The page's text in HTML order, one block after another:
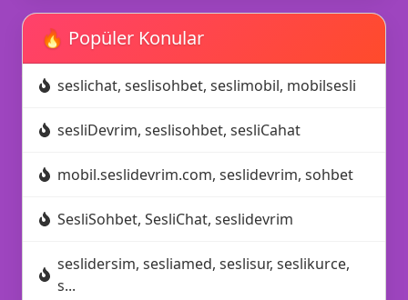
⚡
🔥 Popüler Konular
seslichat, seslisohbet, seslimobil, mobilsesli
sesliDevrim, seslisohbet, sesliCahat
mobil.seslidevrim.com, seslidevrim, sohbet
SesliSohbet, SesliChat, seslidevrim
seslidersim, sesliamed, seslisur, seslikurce,
s...